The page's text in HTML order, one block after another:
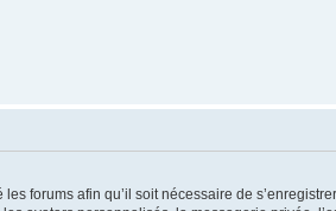
forums afin qu’il soit nécessaire de